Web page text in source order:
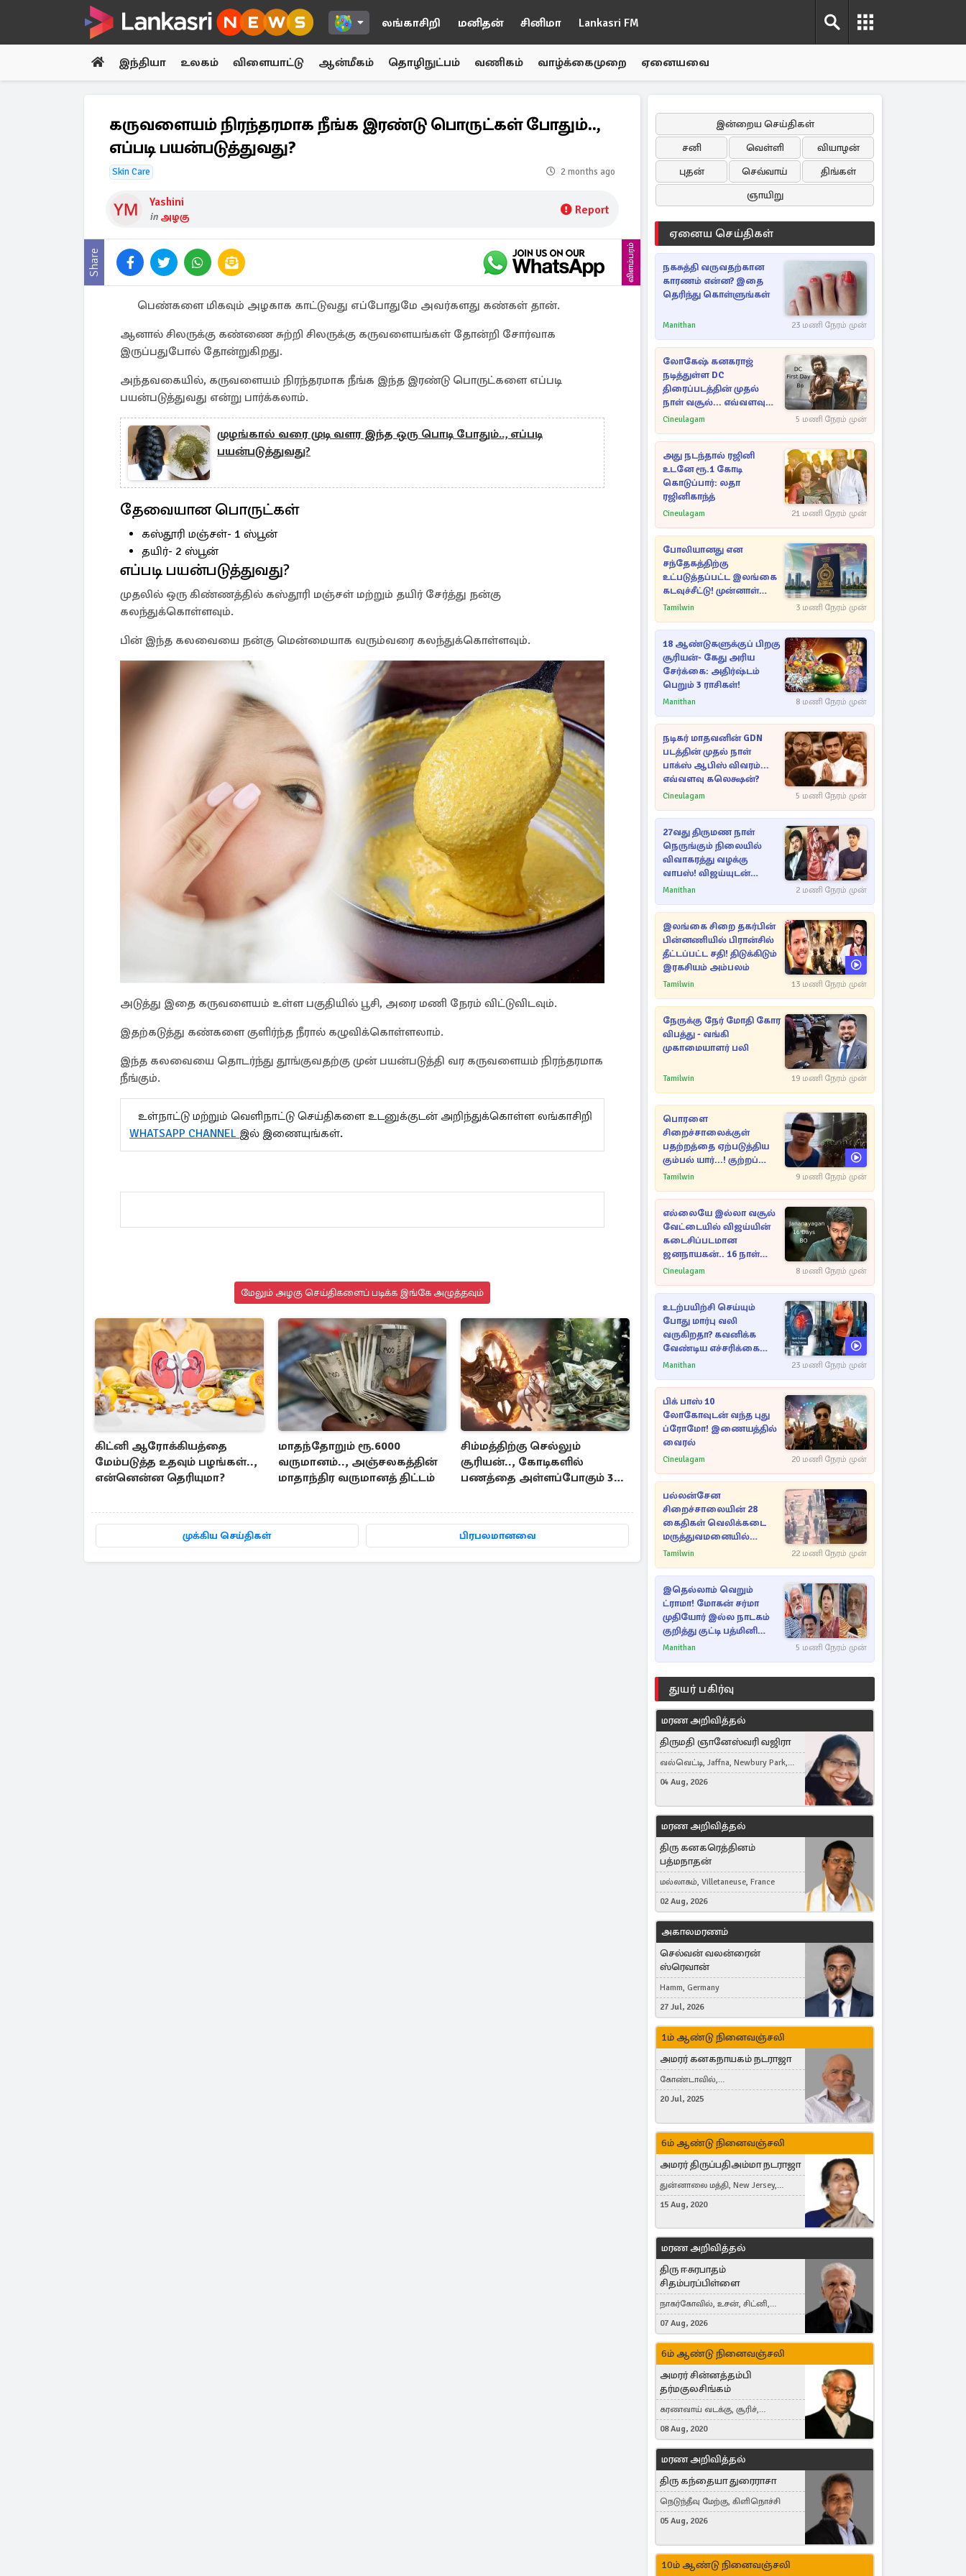
லங்காசிறி மனிதன் சினிமா Lankasri FM
இந்தியா உலகம் விளையாட்டு ஆன்மீகம் தொழிநுட்பம் வணிகம் வாழ்க்கைமுறை ஏனையவை
கருவளையம் நிரந்தரமாக நீங்க இரண்டு பொருட்கள் போதும்..,
எப்படி பயன்படுத்துவது?
Skin Care 2 months ago
Yashini
in அழகு Report
Share விளம்பரம்
பெண்களை மிகவும் அழகாக காட்டுவது எப்போதுமே அவர்களது கண்கள் தான்.
ஆனால் சிலருக்கு கண்ணை சுற்றி சிலருக்கு கருவளையங்கள் தோன்றி சோர்வாக
இருப்பதுபோல் தோன்றுகிறது.
அந்தவகையில், கருவளையம் நிரந்தரமாக நீங்க இந்த இரண்டு பொருட்களை எப்படி
பயன்படுத்துவது என்று பார்க்கலாம்.
முழங்கால் வரை முடி வளர இந்த ஒரு பொடி போதும்.., எப்படி
பயன்படுத்துவது?
தேவையான பொருட்கள்
கஸ்தூரி மஞ்சள்- 1 ஸ்பூன்
தயிர்- 2 ஸ்பூன்
எப்படி பயன்படுத்துவது?
முதலில் ஒரு கிண்ணத்தில் கஸ்தூரி மஞ்சள் மற்றும் தயிர் சேர்த்து நன்கு
கலந்துக்கொள்ளவும்.
பின் இந்த கலவையை நன்கு மென்மையாக வரும்வரை கலந்துக்கொள்ளவும்.
அடுத்து இதை கருவளையம் உள்ள பகுதியில் பூசி, அரை மணி நேரம் விட்டுவிடவும்.
இதற்கடுத்து கண்களை குளிர்ந்த நீரால் கழுவிக்கொள்ளலாம்.
இந்த கலவையை தொடர்ந்து தூங்குவதற்கு முன் பயன்படுத்தி வர கருவளையம் நிரந்தரமாக
நீங்கும்.
உள்நாட்டு மற்றும் வெளிநாட்டு செய்திகளை உடனுக்குடன் அறிந்துக்கொள்ள லங்காசிறி
WHATSAPP CHANNEL இல் இணையுங்கள்.
மேலும் அழகு செய்திகளைப் படிக்க இங்கே அழுத்தவும்
கிட்னி ஆரோக்கியத்தை
மேம்படுத்த உதவும் பழங்கள்..,
என்னென்ன தெரியுமா?
மாதந்தோறும் ரூ.6000
வருமானம்.., அஞ்சலகத்தின்
மாதாந்திர வருமானத் திட்டம்
சிம்மத்திற்கு செல்லும்
சூரியன்.., கோடிகளில்
பணத்தை அள்ளப்போகும் 3
முக்கிய செய்திகள் பிரபலமானவை
இன்றைய செய்திகள்
சனி
வெள்ளி
வியாழன்
புதன்
செவ்வாய்
திங்கள்
ஞாயிறு
ஏனைய செய்திகள்
நகசுத்தி வருவதற்கான
காரணம் என்ன? இதை
தெரிந்து கொள்ளுங்கள்
Manithan 23 மணி நேரம் முன்
லோகேஷ் கனகராஜ்
நடித்துள்ள DC
திரைப்படத்தின் முதல்
நாள் வசூல்... எவ்வளவு
தெரியுமா?
Cineulagam 5 மணி நேரம் முன்
அது நடந்தால் ரஜினி
உடனே ரூ.1 கோடி
கொடுப்பார்: லதா
ரஜினிகாந்த்
Cineulagam 21 மணி நேரம் முன்
போலியானது என
சந்தேகத்திற்கு
உட்படுத்தப்பட்ட இலங்கை
கடவுச்சீட்டு! முன்னாள்
எம்.பிக்கு
சிக்கல்
Tamilwin 3 மணி நேரம் முன்
18 ஆண்டுகளுக்குப் பிறகு
சூரியன்- கேது அரிய
சேர்க்கை: அதிர்ஷ்டம்
பெறும் 3 ராசிகள்!
Manithan 8 மணி நேரம் முன்
நடிகர் மாதவனின் GDN
படத்தின் முதல் நாள்
பாக்ஸ் ஆபிஸ் விவரம்...
எவ்வளவு கலெக்ஷன்?
Cineulagam 5 மணி நேரம் முன்
27வது திருமண நாள்
நெருங்கும் நிலையில்
விவாகரத்து வழக்கு
வாபஸ்! விஜய்யுடன்
மீண்டும் இணைவாரா?
Manithan 2 மணி நேரம் முன்
இலங்கை சிறை தகர்பின்
பின்னணியில் பிரான்சில்
தீட்டப்பட்ட சதி! திடுக்கிடும்
இரகசியம் அம்பலம்
Tamilwin 13 மணி நேரம் முன்
நேருக்கு நேர் மோதி கோர
விபத்து - வங்கி
முகாமையாளர் பலி
Tamilwin 19 மணி நேரம் முன்
பொரளை
சிறைச்சாலைக்குள்
பதற்றத்தை ஏற்படுத்திய
கும்பல் யார்...! குற்றப்
பின்னணி தொடர்பில்
Tamilwin 9 மணி நேரம் முன்
எல்லையே இல்லா வசூல்
வேட்டையில் விஜய்யின்
கடைசிப்படமான
ஜனநாயகன்.. 16 நாள்
பாக்ஸ் ஆபிஸ்
Cineulagam 8 மணி நேரம் முன்
உடற்பயிற்சி செய்யும்
போது மார்பு வலி
வருகிறதா? கவனிக்க
வேண்டிய எச்சரிக்கை
அறிகுறிகள்
Manithan 23 மணி நேரம் முன்
பிக் பாஸ் 10
லோகோவுடன் வந்த புது
ப்ரோமோ! இணையத்தில்
வைரல்
Cineulagam 20 மணி நேரம் முன்
பல்லன்சேன
சிறைச்சாலையின் 28
கைதிகள் வெலிக்கடை
மருத்துவமனையில்
அனுமதி
Tamilwin 22 மணி நேரம் முன்
இதெல்லாம் வெறும்
ட்ராமா! மோகன் சர்மா
முதியோர் இல்ல நாடகம்
குறித்து குட்டி பத்மினி
பரபரப்பு பேட்டி
Manithan 5 மணி நேரம் முன்
துயர் பகிர்வு
மரண அறிவித்தல்
திருமதி ஞானேஸ்வரி வஜிரா
வல்வெட்டி, Jaffna, Newbury Park,
United Kingdom
04 Aug, 2026
மரண அறிவித்தல்
திரு கனகரெத்தினம்
பத்மநாதன்
மல்லாகம், Villetaneuse, France
02 Aug, 2026
அகாலமரணம்
செல்வன் வலன்ரைன்
ஸ்ரெவான்
Hamm, Germany
27 Jul, 2026
1ம் ஆண்டு நினைவஞ்சலி
அமரர் கனகநாயகம் நடராஜா
கோண்டாவில்,
புன்னாலைக்கட்டுவன், சவுதி
Germany, Brampton, Canada
20 Jul, 2025
6ம் ஆண்டு நினைவஞ்சலி
அமரர் திருப்பதிஅம்மா நடராஜா
துன்னாலை மத்தி, New Jersey,
United States, Toronto, Canada
15 Aug, 2020
மரண அறிவித்தல்
திரு ஈசுரபாதம்
சிதம்பரப்பிள்ளை
நாகர்கோவில், உசன், சிட்னி,
Australia
07 Aug, 2026
6ம் ஆண்டு நினைவஞ்சலி
அமரர் சின்னத்தம்பி
தர்மகுலசிங்கம்
கரணவாய் வடக்கு, சூரிச்,
Switzerland
08 Aug, 2020
மரண அறிவித்தல்
திரு கந்தையா துரைராசா
நெடுந்தீவு மேற்கு, கிளிநொச்சி
05 Aug, 2026
10ம் ஆண்டு நினைவஞ்சலி